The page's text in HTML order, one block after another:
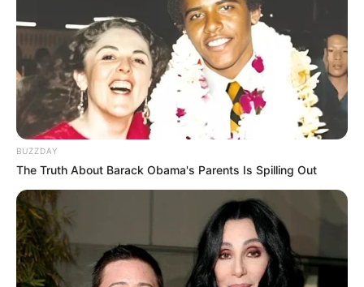
Langka Banget! 10 Pose Lucu
Katak yang Bikin Ketawa
Gemes
BUZZDAY
The Truth About Barack Obama's Parents Is Spilling Out